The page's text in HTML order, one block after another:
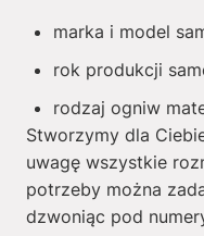
marka i model
rok produkcji
rodzaj ogniw
Stworzymy dla
uwagę wszystkie
potrzeby można
dzwoniąc pod